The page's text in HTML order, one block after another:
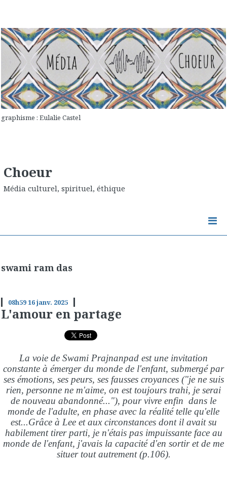
graphisme : Eulalie Castel
Choeur
Média culturel, spirituel, éthique
swami ram das
08h5916janv. 2025
L'amour en partage
La voie de Swami Prajnanpad est une invitation
constante à émerger du monde de l'enfant, submergé par
ses émotions, ses peurs, ses fausses croyances ("je ne suis
rien, personne ne m'aime, on est toujours trahi, je serai
de nouveau abandonné..."), pour vivre enfin dans le
monde de l'adulte, en phase avec la réalité telle qu'elle
est...Grâce à Lee et aux circonstances dont il avait su
habilement tirer parti, je n'étais pas impuissante face au
monde de l'enfant, j'avais la capacité d'en sortir et de me
situer tout autrement (p.106).